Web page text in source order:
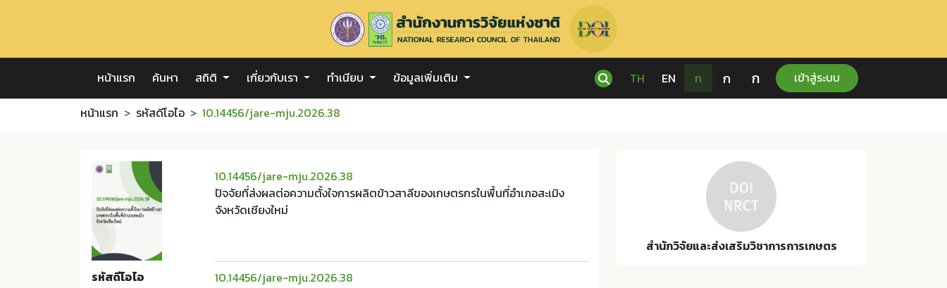
หน้าแรก ค้นหา สถิติ เกี่ยวกับเรา ทำเนียบ ข้อมูลเพิ่มเติม TH EN ก ก ก เข้าสู่ระบบ
หน้าแรก รหัสดีโอไอ 10.14456/jare-mju.2026.38
10.14456/jare-mju.2026.38
ปัจจัยที่ส่งผลต่อความตั้งใจการผลิตข้าวสาลีของเกษตรกรในพื้นที่อำเภอสะเมิง
จังหวัดเชียงใหม่
รหัสดีโอไอ
10.14456/jare-mju.2026.38
สำนักวิจัยและส่งเสริมวิชาการการเกษตร